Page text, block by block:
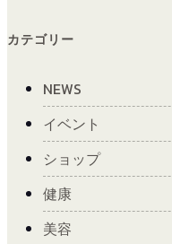
カテゴリー
NEWS
イベント
ショップ
健康
美容